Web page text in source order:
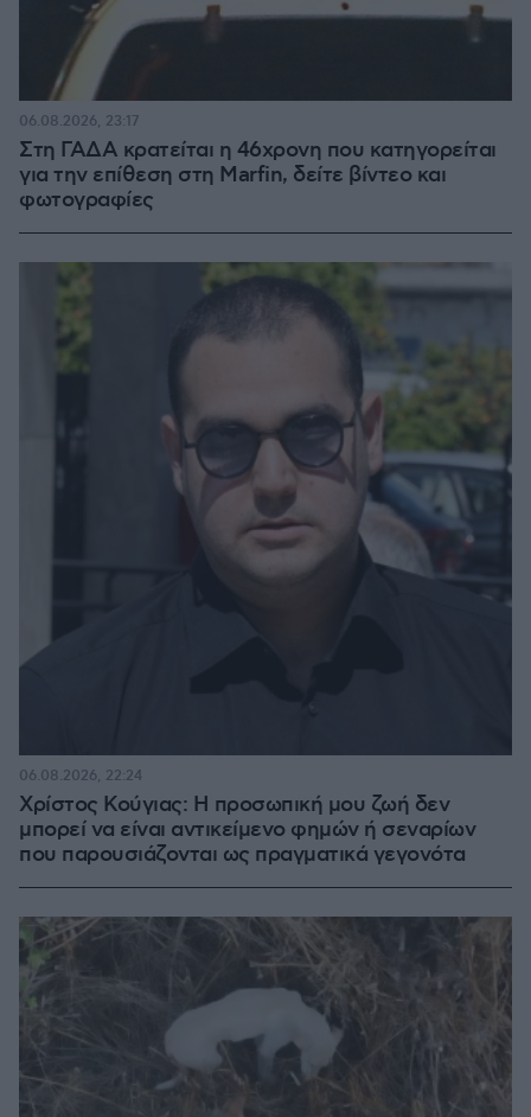
Στη ΓΑΔΑ κρατείται η 46χρονη που κατηγορείται
για την επίθεση στη Marfin, δείτε βίντεο και
φωτογραφίες
06.08.2026, 23:17
Χρίστος Κούγιας: Η προσωπική μου ζωή δεν
μπορεί να είναι αντικείμενο φημών ή σεναρίων
που παρουσιάζονται ως πραγματικά γεγονότα
06.08.2026, 22:24